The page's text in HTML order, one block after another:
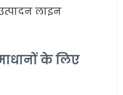
लाइन
के लिए